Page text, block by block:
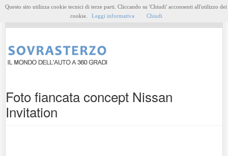
Foto fiancata concept Nissan
Invitation
Questo sito utilizza cookie tecnici di terze parti. Cliccando su 'Chiudi' acconsenti all'utilizzo dei
cookie.
Leggi informativa Chiudi